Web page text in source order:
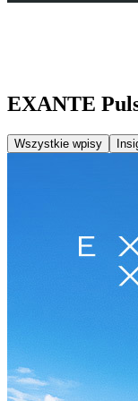
EXANTE
Wszystkie wpisy